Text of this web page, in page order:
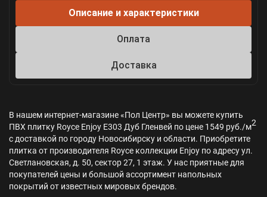
Описание и характеристики
Оплата
Доставка
В нашем интернет-магазине «Пол Центр» вы можете купить
ПВХ плитку Royce Enjoy Е303 Дуб Гленвей по цене 1549 руб./м2
с доставкой по городу Новосибирску и области. Приобретите
плитка от производителя Royce коллекции Enjoy по адресу ул.
Светлановская, д. 50, сектор 27, 1 этаж. У нас приятные для
покупателей цены и большой ассортимент напольных
покрытий от известных мировых брендов.